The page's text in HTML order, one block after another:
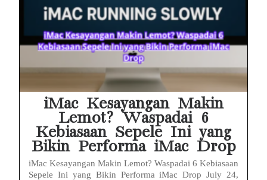
iMac Kesayangan Makin
Lemot? Waspadai 6
Kebiasaan Sepele Ini yang
Bikin Performa iMac Drop
iMac Kesayangan Makin Lemot? Waspadai 6 Kebiasaan
Sepele Ini yang Bikin Performa iMac Drop July 24,